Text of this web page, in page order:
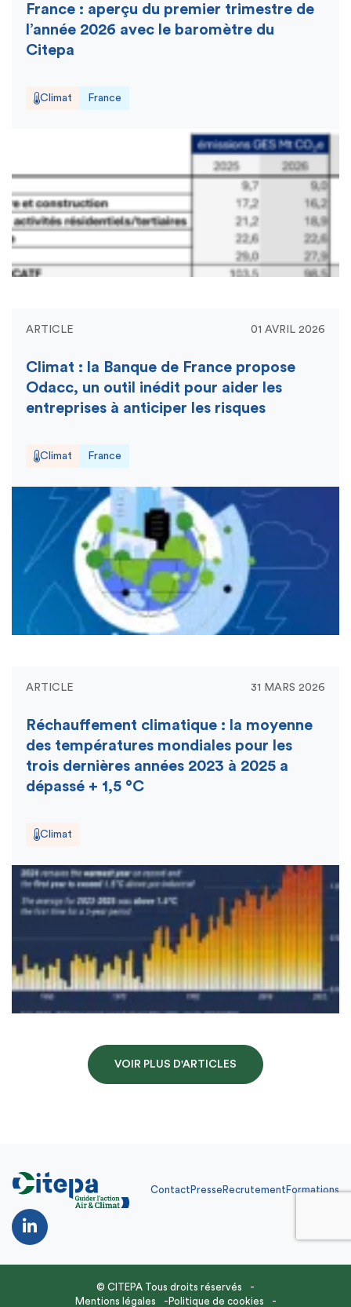
Presse Recrutement Formations
France : aperçu du premier trimestre de
l’année 2026 avec le baromètre du
Citepa
Climat France
ARTICLE 01 AVRIL 2026
Climat : la Banque de France propose
Odacc, un outil inédit pour aider les
entreprises à anticiper les risques
Climat France
ARTICLE 31 MARS 2026
Réchauffement climatique : la moyenne
des températures mondiales pour les
trois dernières années 2023 à 2025 a
dépassé + 1,5 °C
Climat
VOIR PLUS D'ARTICLES
Contact Presse Recrutement Formations
© CITEPA Tous droits réservés
Mentions légales
Politique de cookies